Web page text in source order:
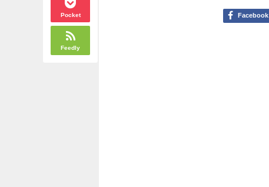
Pocket
Feedly
Facebook